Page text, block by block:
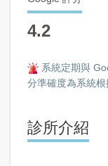
4.2
系統定期與
分準確度為系統根
診所介紹